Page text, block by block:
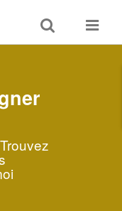
Toggle
search
Toggle